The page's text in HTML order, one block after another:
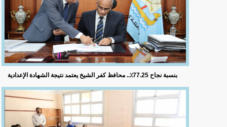
بنسبة نجاح 77.25٪؜.. محافظ كفر الشيخ يعتمد نتيجة الشهادة الإعدادية